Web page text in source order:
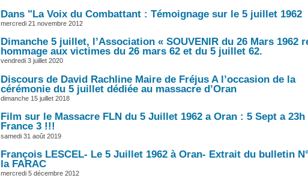
Dans "La Voix du Combattant : Témoignage sur le 5 juillet 1962
mercredi 21 novembre 2012
Dimanche 5 juillet, l’Association « SOUVENIR du 26 Mars 1962
hommage aux victimes du 26 mars 62 et du 5 juillet 62.
vendredi 3 juillet 2020
Discours de David Rachline Maire de Fréjus A l’occasion de la
cérémonie du 5 juillet dédiée au massacre d’Oran
dimanche 15 juillet 2018
Film sur le Massacre FLN du 5 Juillet 1962 a Oran : 5 Sept a 23h
France 3 !!!
samedi 31 août 2019
François LESCEL- Le 5 Juillet 1962 à Oran- Extrait du bulletin
la FARAC
mercredi 5 décembre 2012